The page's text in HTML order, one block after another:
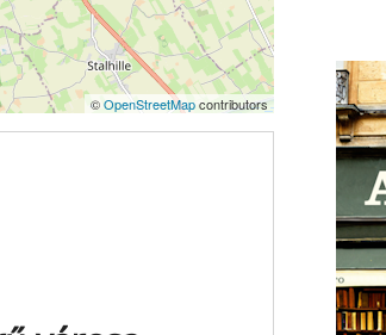
©OpenStreetMapcontributors